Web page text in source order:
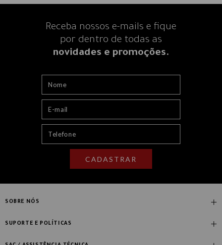
Receba nossos e-mails e fique
por dentro de todas as
novidades e promoções.
CADASTRAR
SOBRE NÓS
Quem Somos
SUPORTE E POLÍTICAS
Compre com Especialista